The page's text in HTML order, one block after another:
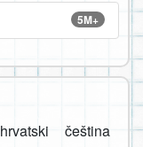
5M+
hrvatski
čeština